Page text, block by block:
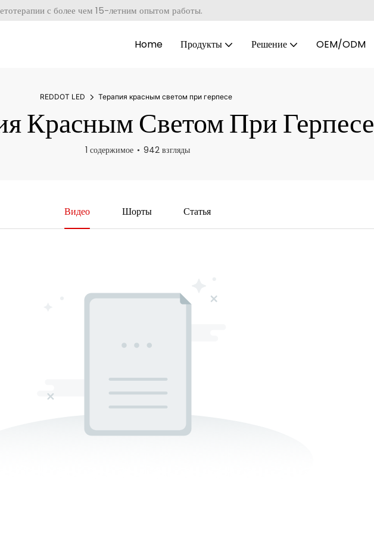
с более чем 15-летним опытом работы.
Home Продукты Решение OEM/ODM
REDDOT LED Терапия красным светом при герпесе
Красным Светом При Герпесе
1 содержимое 942 взгляды
Видео Шорты Статья